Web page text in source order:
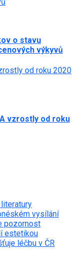
o stavu
výkyvů
od roku 2020
vzrostly od roku
vysílání
pozornost
estetikou
léčbu v ČR